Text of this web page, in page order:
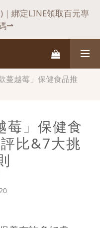
送悍瑪小禮物
1
0
秒
綁定LINE領取百元專
⇀
優惠！（不適用於海
送悍瑪小禮物
7
6
5
2
1
蔓越莓」保健食品推
莓」保健食
比&7大挑